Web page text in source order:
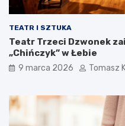
TEATR I SZTUKA
Teatr Trzeci Dzwonek
„Chińczyk” w Łebie
9 marca 2026 Tomasz